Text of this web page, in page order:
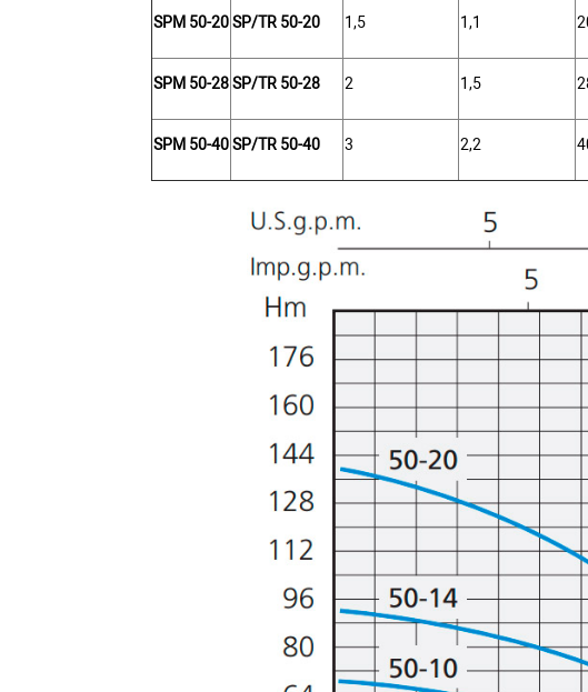
SPM 50-20SP/TR 50-20 1,5 1,1
SPM 50-28SP/TR 50-28 2 1,5
SPM 50-40SP/TR 50-40 3 2,2